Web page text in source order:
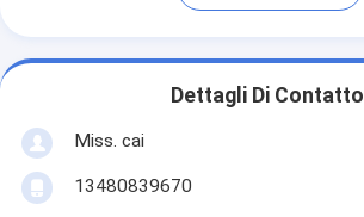
Dettagli Di Contatto
Miss. cai
13480839670